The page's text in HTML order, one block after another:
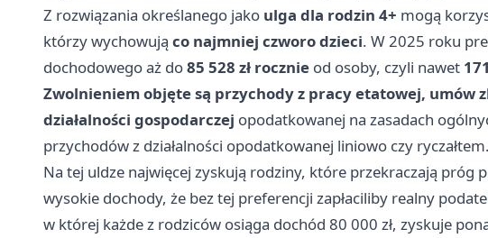
Z rozwiązania określanego jako ulga dla rodzin 4+ mogą
którzy wychowują co najmniej czworo dzieci. W 2025 roku
dochodowego aż do85 528 zł rocznie od osoby, czyli nawet
Zwolnieniem objęte są przychody z pracy etatowej, umów
działalności gospodarczej opodatkowanej na zasadach
przychodów z działalności opodatkowanej liniowo czy ryczałtem.
Na tej uldze najwięcej zyskują rodziny, które przekraczają próg
wysokie dochody, że bez tej preferencji zapłaciliby realny
w której każde z rodziców osiąga dochód 80 000 zł, zyskuje